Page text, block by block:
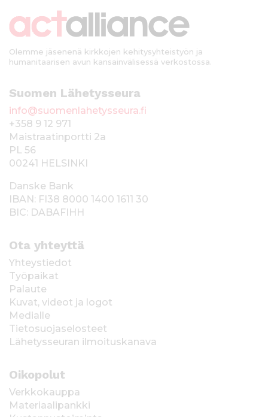
Olemme jäsenenä kirkkojen kehitysyhteistyön ja
humanitaarisen avun kansainvälisessä verkostossa.
Suomen Lähetysseura
info@suomenlahetysseura.fi
+358 9 12 971
Maistraatinportti 2a
PL 56
00241 HELSINKI
Danske Bank
IBAN: FI38 8000 1400 1611 30
BIC: DABAFIHH
Ota yhteyttä
Yhteystiedot
Työpaikat
Palaute
Kuvat, videot ja logot
Medialle
Tietosuojaselosteet
Lähetysseuran ilmoituskanava
Oikopolut
Verkkokauppa
Materiaalipankki